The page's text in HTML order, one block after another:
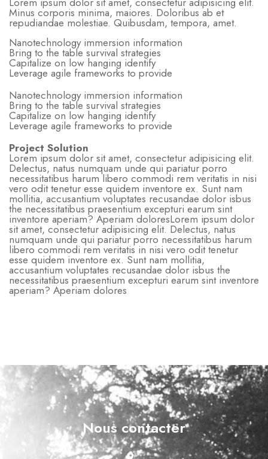
Minus corporis minima, maiores. Doloribus ab et
repudiandae molestiae. Quibusdam, tempora, amet.
Nanotechnology immersion information
Bring to the table survival strategies
Capitalize on low hanging identify
Leverage agile frameworks to provide
Nanotechnology immersion information
Bring to the table survival strategies
Capitalize on low hanging identify
Leverage agile frameworks to provide
Project Solution
Lorem ipsum dolor sit amet, consectetur adipisicing elit.
Delectus, natus numquam unde qui pariatur porro
necessitatibus harum libero commodi rem veritatis in nisi
vero odit tenetur esse quidem inventore ex. Sunt nam
mollitia, accusantium voluptates recusandae dolor isbus
the necessitatibus praesentium excepturi earum sint
inventore aperiam? Aperiam doloresLorem ipsum dolor
sit amet, consectetur adipisicing elit. Delectus, natus
numquam unde qui pariatur porro necessitatibus harum
libero commodi rem veritatis in nisi vero odit tenetur
esse quidem inventore ex. Sunt nam mollitia,
accusantium voluptates recusandae dolor isbus the
necessitatibus praesentium excepturi earum sint inventore
aperiam? Aperiam dolores
Nous contacter